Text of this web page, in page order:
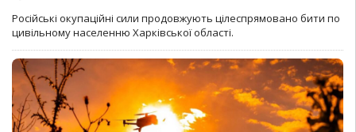
Російські окупаційні сили продовжують цілеспрямовано бити по
цивільному населенню Харківської області.